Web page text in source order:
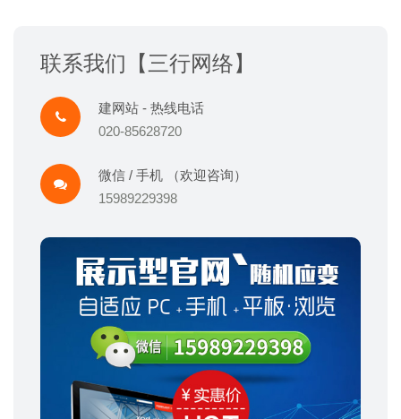
联系我们【三行网络】
建网站 - 热线电话
020-85628720
微信 / 手机 （欢迎咨询）
15989229398